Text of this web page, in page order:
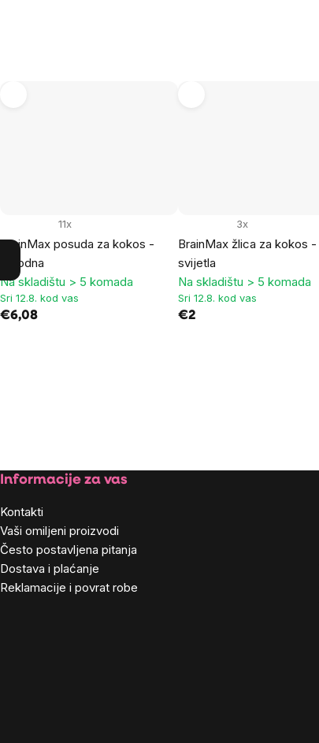
BrainMax posuda za kokos -
prirodna
11x
Na skladištu > 5 komada
Sri 12.8. kod vas
€6,08
BrainMax žlica za kokos -
svijetla
3x
Na skladištu > 5 komada
Sri 12.8. kod vas
€2
Footer
Informacije za vas
Kontakti
Vaši omiljeni proizvodi
Često postavljena pitanja
Dostava i plaćanje
Reklamacije i povrat robe